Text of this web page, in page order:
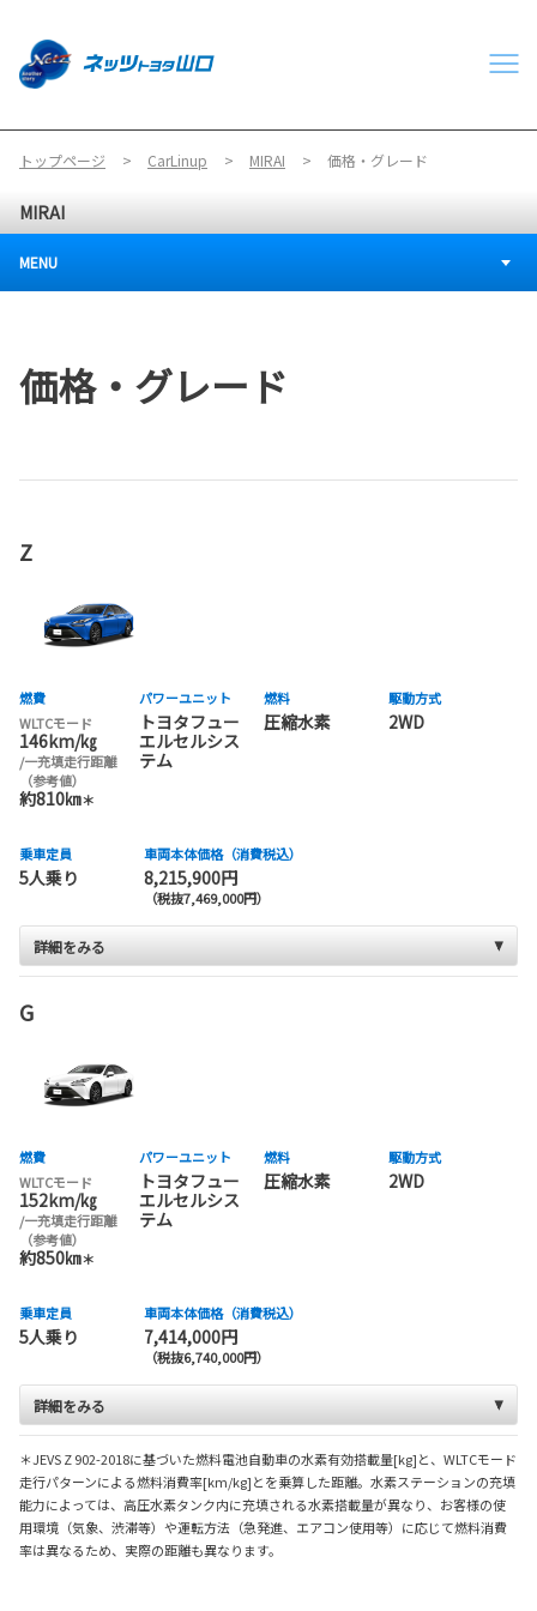
トップページ CarLinup MIRAI 価格・グレード
MIRAI
MENU
価格・グレード
Z
燃費
WLTCモード
146km/㎏
/一充填走行距離
（参考値）
約810㎞＊
パワーユニット
トヨタフュー
エルセルシス
テム
燃料
圧縮水素
駆動方式
2WD
乗車定員
5人乗り
車両本体価格（消費税込）
8,215,900円
（税抜7,469,000円）
詳細をみる
G
燃費
WLTCモード
152km/㎏
/一充填走行距離
（参考値）
約850㎞＊
パワーユニット
トヨタフュー
エルセルシス
テム
燃料
圧縮水素
駆動方式
2WD
乗車定員
5人乗り
車両本体価格（消費税込）
7,414,000円
（税抜6,740,000円）
詳細をみる
＊JEVS Z 902-2018に基づいた燃料電池自動車の水素有効搭載量[kg]と、WLTCモード
走行パターンによる燃料消費率[km/kg]とを乗算した距離。水素ステーションの充填
能力によっては、高圧水素タンク内に充填される水素搭載量が異なり、お客様の使
用環境（気象、渋滞等）や運転方法（急発進、エアコン使用等）に応じて燃料消費
率は異なるため、実際の距離も異なります。